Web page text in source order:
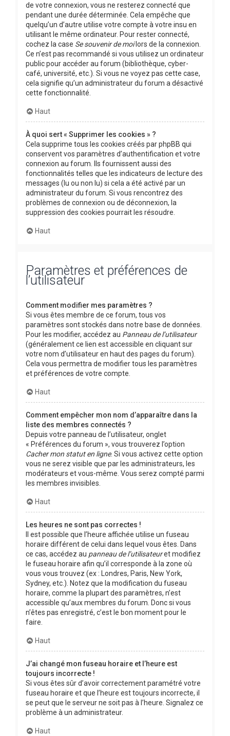
de votre connexion, vous ne resterez connecté que
pendant une durée déterminée. Cela empêche que
quelqu’un d’autre utilise votre compte à votre insu en
utilisant le même ordinateur. Pour rester connecté,
cochez la case Se souvenir de moilors de la connexion.
Ce n’est pas recommandé si vous utilisez un ordinateur
public pour accéder au forum (bibliothèque, cyber-
café, université, etc.). Si vous ne voyez pas cette case,
cela signifie qu’un administrateur du forum a désactivé
cette fonctionnalité.
Haut
À quoi sert « Supprimer les cookies » ?
Cela supprime tous les cookies créés par phpBB qui
conservent vos paramètres d’authentification et votre
connexion au forum. Ils fournissent aussi des
fonctionnalités telles que les indicateurs de lecture des
messages (lu ou non lu) si cela a été activé par un
administrateur du forum. Si vous rencontrez des
problèmes de connexion ou de déconnexion, la
suppression des cookies pourrait les résoudre.
Haut
Paramètres et préférences de
l’utilisateur
Comment modifier mes paramètres ?
Si vous êtes membre de ce forum, tous vos
paramètres sont stockés dans notre base de données.
Pour les modifier, accédez au Panneau de l’utilisateur
(généralement ce lien est accessible en cliquant sur
votre nom d’utilisateur en haut des pages du forum).
Cela vous permettra de modifier tous les paramètres
et préférences de votre compte.
Haut
Comment empêcher mon nom d’apparaître dans la
liste des membres connectés ?
Depuis votre panneau de l’utilisateur, onglet
« Préférences du forum », vous trouverez l’option
Cacher mon statut en ligne. Si vous activez cette option
vous ne serez visible que par les administrateurs, les
modérateurs et vous-même. Vous serez compté parmi
les membres invisibles.
Haut
Les heures ne sont pas correctes !
Il est possible que l’heure affichée utilise un fuseau
horaire différent de celui dans lequel vous êtes. Dans
ce cas, accédez au panneau de l’utilisateuret modifiez
le fuseau horaire afin qu’il corresponde à la zone où
vous vous trouvez (ex : Londres, Paris, New York,
Sydney, etc.). Notez que la modification du fuseau
horaire, comme la plupart des paramètres, n’est
accessible qu’aux membres du forum. Donc si vous
n’êtes pas enregistré, c’est le bon moment pour le
faire.
Haut
J’ai changé mon fuseau horaire et l’heure est
toujours incorrecte !
Si vous êtes sûr d’avoir correctement paramétré votre
fuseau horaire et que l’heure est toujours incorrecte, il
se peut que le serveur ne soit pas à l’heure. Signalez ce
problème à un administrateur.
Haut